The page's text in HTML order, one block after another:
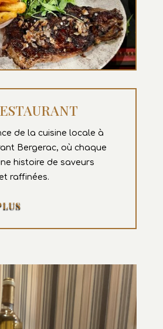
de la cuisine locale à
Bergerac, où chaque
histoire de saveurs
raffinées.